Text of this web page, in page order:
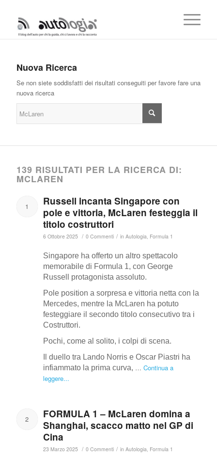
Nuova Ricerca
Se non siete soddisfatti dei risultati conseguiti per favore fare una
nuova ricerca
139 RISULTATI PER LA RICERCA DI:
MCLAREN
1
Russell incanta Singapore con
pole e vittoria, McLaren festeggia il
titolo costruttori
6 Ottobre 2025 / 0 Commenti / in Autologia, Formula 1
Singapore ha offerto un altro spettacolo
memorabile di Formula 1, con George
Russell protagonista assoluto.
Pole position a sorpresa e vittoria netta con la
Mercedes, mentre la McLaren ha potuto
festeggiare il secondo titolo consecutivo tra i
Costruttori.
Pochi, come al solito, i colpi di scena.
Il duello tra Lando Norris e Oscar Piastri ha
infiammato la prima curva, … Continua a
leggere...
2
FORMULA 1 – McLaren domina a
Shanghai, scacco matto nel GP di
Cina
23 Marzo 2025 / 0 Commenti / in Autologia, Formula 1